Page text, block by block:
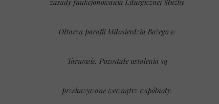
zasady funkcjonowania Liturgicznej Służby
Ołtarza parafii Miłosierdzia Bożego w
Tarnowie. Pozostałe ustalenia są
przekazywane wewnątrz wspólnoty.